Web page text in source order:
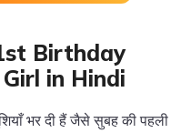
Birthday
in Hindi
भर दी हैं जैसे सुबह की पहली